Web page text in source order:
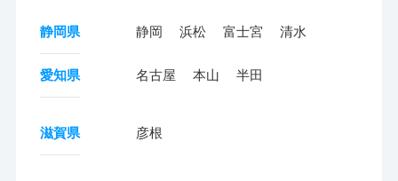
静岡県 静岡 浜松 富士宮 清水
愛知県 名古屋 本山 半田
滋賀県 彦根